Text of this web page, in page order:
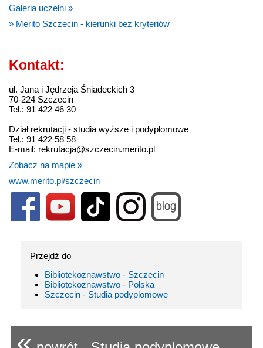
Galeria uczelni »
» Merito Szczecin - kierunki bez kryteriów
Kontakt:
ul. Jana i Jędrzeja Śniadeckich 3
70-224 Szczecin
Tel.: 91 422 46 30
Dział rekrutacji - studia wyższe i podyplomowe
Tel.: 91 422 58 58
E-mail: rekrutacja@szczecin.merito.pl
Zobacz na mapie »
www.merito.pl/szczecin
Przejdź do
Bibliotekoznawstwo - Szczecin
Bibliotekoznawstwo - Polska
Szczecin - Studia podyplomowe